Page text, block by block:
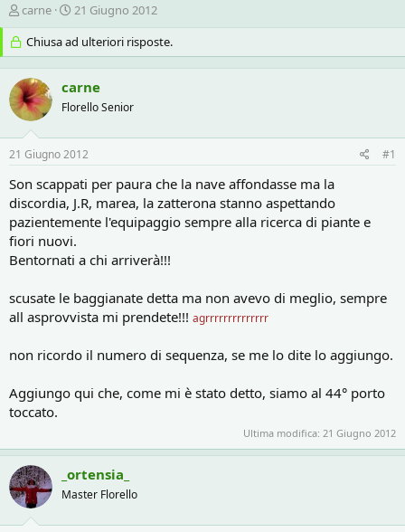
C
r
e
a
t
o
r
e
D
c
u
s
s
o
e
carne
D
a
t
a
d
i
i
i
z
o
21 Giugno 2012
Chiusa ad ulteriori risposte.
carne
Florello Senior
21 Giugno 2012 #1
Son scappati per paura che la nave affondasse ma la
discordia, J.R, marea, la zatterona stanno aspettando
pazientemente l'equipaggio sempre alla ricerca di piante e
fiori nuovi.
Bentornati a chi arriverà!!!
scusate le baggianate detta ma non avevo di meglio, sempre
all asprovvista mi prendete!!! agrrrrrrrrrrrrrr
non ricordo il numero di sequenza, se me lo dite lo aggiungo.
Aggiungo qui che, come mi è stato detto, siamo al 44° porto
toccato.
Ultima modifica: 21 Giugno 2012
_ortensia_
Master Florello